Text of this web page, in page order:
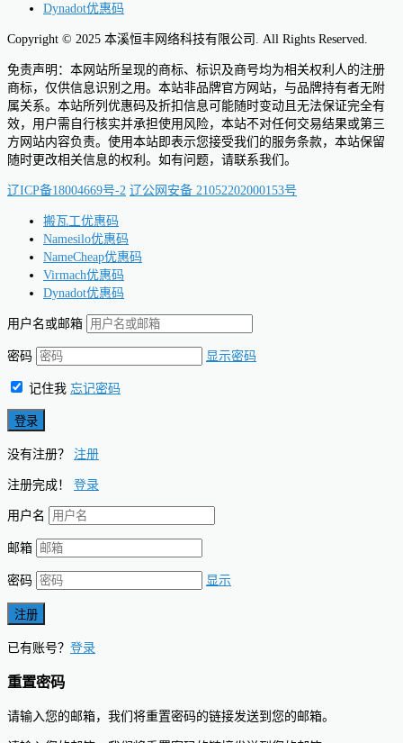
Dynadot优惠码
Copyright © 2025 本溪恒丰网络科技有限公司. All Rights Reserved.
免责声明：本网站所呈现的商标、标识及商号均为相关权利人的注册
商标，仅供信息识别之用。本站非品牌官方网站，与品牌持有者无附
属关系。本站所列优惠码及折扣信息可能随时变动且无法保证完全有
效，用户需自行核实并承担使用风险，本站不对任何交易结果或第三
方网站内容负责。使用本站即表示您接受我们的服务条款，本站保留
随时更改相关信息的权利。如有问题，请联系我们。
辽ICP备18004669号-2 辽公网安备 21052202000153号
搬瓦工优惠码
Namesilo优惠码
NameCheap优惠码
Virmach优惠码
Dynadot优惠码
用户名或邮箱
密码 显示密码
记住我 忘记密码
没有注册？ 注册
注册完成！ 登录
用户名
邮箱
密码 显示
已有账号？ 登录
重置密码
请输入您的邮箱，我们将重置密码的链接发送到您的邮箱。